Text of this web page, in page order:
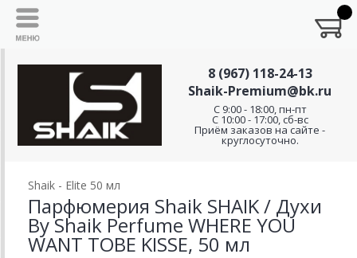
8 (967) 118-24-13
Shaik-Premium@bk.ru
C 9:00 - 18:00, пн-пт
С 10:00 - 17:00, сб-вс
Приём заказов на сайте -
круглосуточно.
Shaik - Elite 50 мл
Парфюмерия Shaik SHAIK / Духи
By Shaik Perfume WHERE YOU
WANT TOBE KISSE, 50 мл